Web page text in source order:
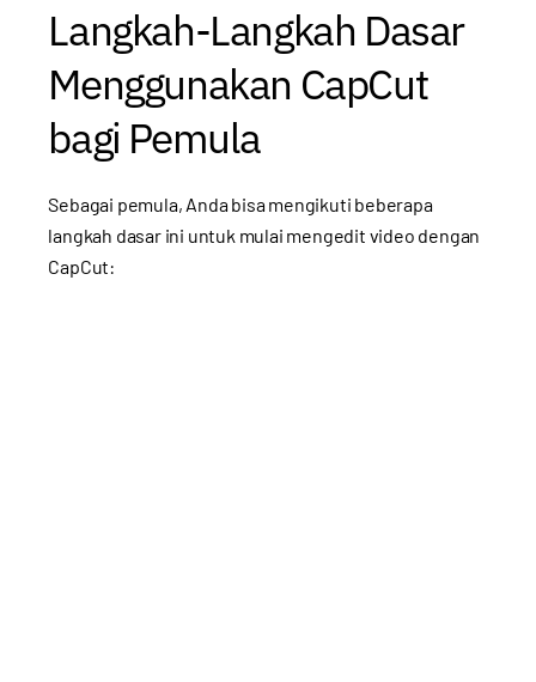
Langkah-Langkah Dasar
Menggunakan CapCut
bagi Pemula
Sebagai pemula, Anda bisa mengikuti beberapa
langkah dasar ini untuk mulai mengedit video dengan
CapCut: